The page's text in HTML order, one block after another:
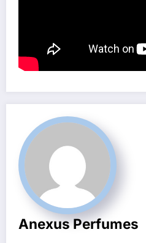
Anexus Perfumes